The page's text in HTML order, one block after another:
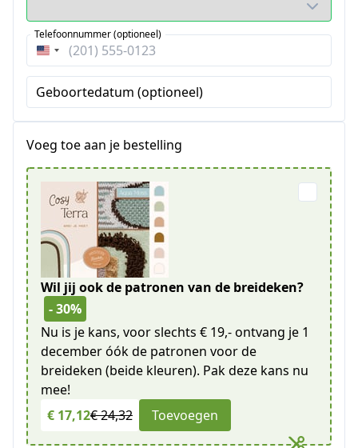
Verenigde
Staten
+1
Telefoonnummer (optioneel)
Geboortedatum (optioneel)
Voeg toe aan je bestelling
Wil jij ook de patronen van de breideken?
- 30%
Nu is je kans, voor slechts € 19,- ontvang je 1
december óók de patronen voor de
breideken (beide kleuren). Pak deze kans nu
mee!
€ 17,12€ 24,32 Toevoegen